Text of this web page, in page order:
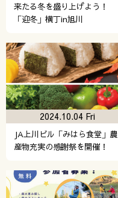
来たる冬を盛り上げよう！
「迎冬」横丁in旭川
JA上川ビル「みはら食堂」農
産物充実の感謝祭を開催！
2024.10.04 Fri